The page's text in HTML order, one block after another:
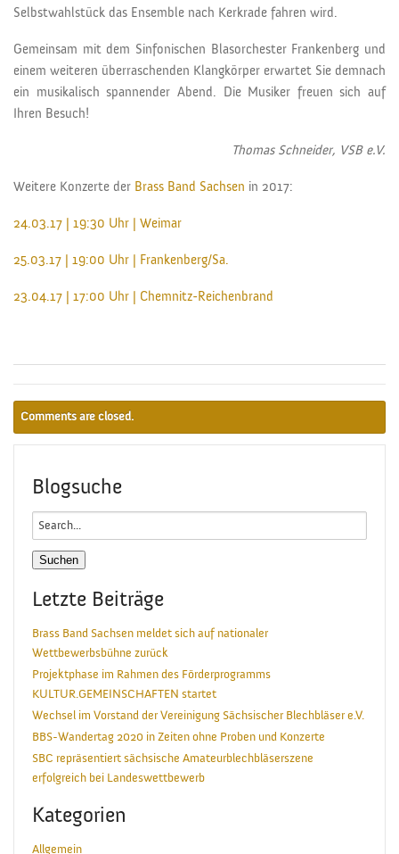
Selbstwahlstück das Ensemble nach Kerkrade fahren wird.
Gemeinsam mit dem Sinfonischen Blasorchester Frankenberg und
einem weiteren überraschenden Klangkörper erwartet Sie demnach
ein musikalisch spannender Abend. Die Musiker freuen sich auf
Ihren Besuch!
Thomas Schneider, VSB e.V.
Weitere Konzerte der Brass Band Sachsen in 2017:
24.03.17 | 19:30 Uhr | Weimar
25.03.17 | 19:00 Uhr | Frankenberg/Sa.
23.04.17 | 17:00 Uhr | Chemnitz-Reichenbrand
Comments are closed.
Blogsuche
Search
for:
Letzte Beiträge
Brass Band Sachsen meldet sich auf nationaler
Wettbewerbsbühne zurück
Projektphase im Rahmen des Förderprogramms
KULTUR.GEMEINSCHAFTEN startet
Wechsel im Vorstand der Vereinigung Sächsischer Blechbläser e.V.
BBS-Wandertag 2020 in Zeiten ohne Proben und Konzerte
SBC repräsentiert sächsische Amateurblechbläserszene
erfolgreich bei Landeswettbewerb
Kategorien
Allgemein